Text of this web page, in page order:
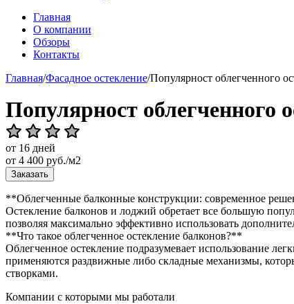
Главная
О компании
Обзоры
Контакты
Главная/Фасадное остекление/Популярност облегченного
Популярност облегченного
от 16 дней
от 4 400 руб./м2
Заказать
**Облегченные балконные конструкции: современное
Остекление балконов и лоджий обретает все большую
позволяя максимально эффективно использовать
**Что такое облегченное остекление балконов?**
Облегченное остекление подразумевает использование
применяются раздвижные либо складные механизмы,
створками.
Компании с которыми мы работали